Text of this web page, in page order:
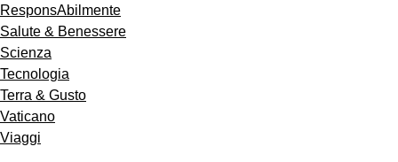
ResponsAbilmente
Salute & Benessere
Scienza
Tecnologia
Terra & Gusto
Vaticano
Viaggi